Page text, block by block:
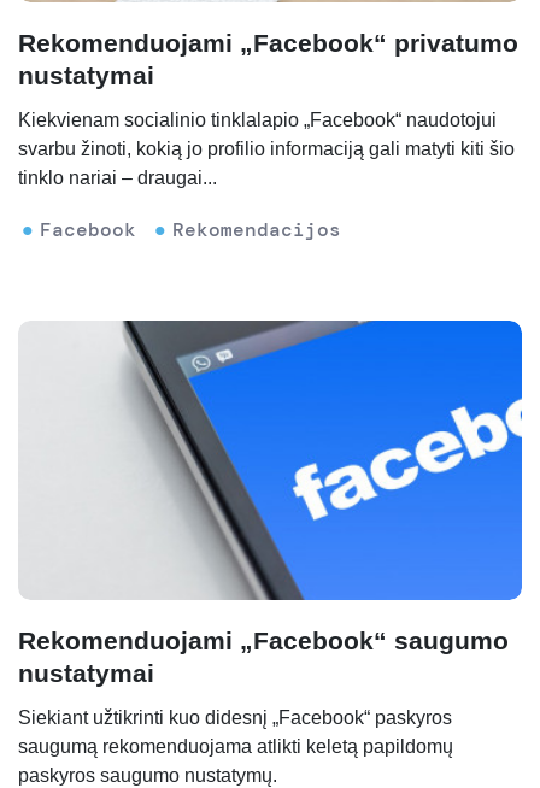
Rekomenduojami „Facebook“ privatumo
nustatymai
Kiekvienam socialinio tinklalapio „Facebook“ naudotojui
svarbu žinoti, kokią jo profilio informaciją gali matyti kiti šio
tinklo nariai – draugai...
Facebook Rekomendacijos
Rekomenduojami „Facebook“ saugumo
nustatymai
Siekiant užtikrinti kuo didesnį „Facebook“ paskyros
saugumą rekomenduojama atlikti keletą papildomų
paskyros saugumo nustatymų.